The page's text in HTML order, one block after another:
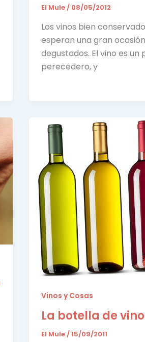
El Mule/ 08/05/2012
Los vinos bien
esperan una gran
degustados. El vino es un
perecedero, y
Vinos y Cosas
La botella de vino
El Mule/15/09/2011